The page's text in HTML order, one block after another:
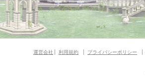
運営会社 利用規約 プライバシーポリシー